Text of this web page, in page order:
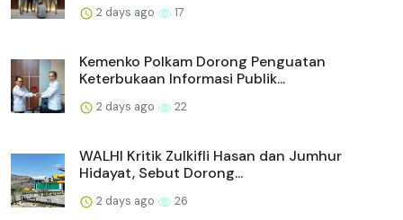
2 days ago 17
Kemenko Polkam Dorong Penguatan
Keterbukaan Informasi Publik...
2 days ago 22
WALHI Kritik Zulkifli Hasan dan Jumhur
Hidayat, Sebut Dorong...
2 days ago 26